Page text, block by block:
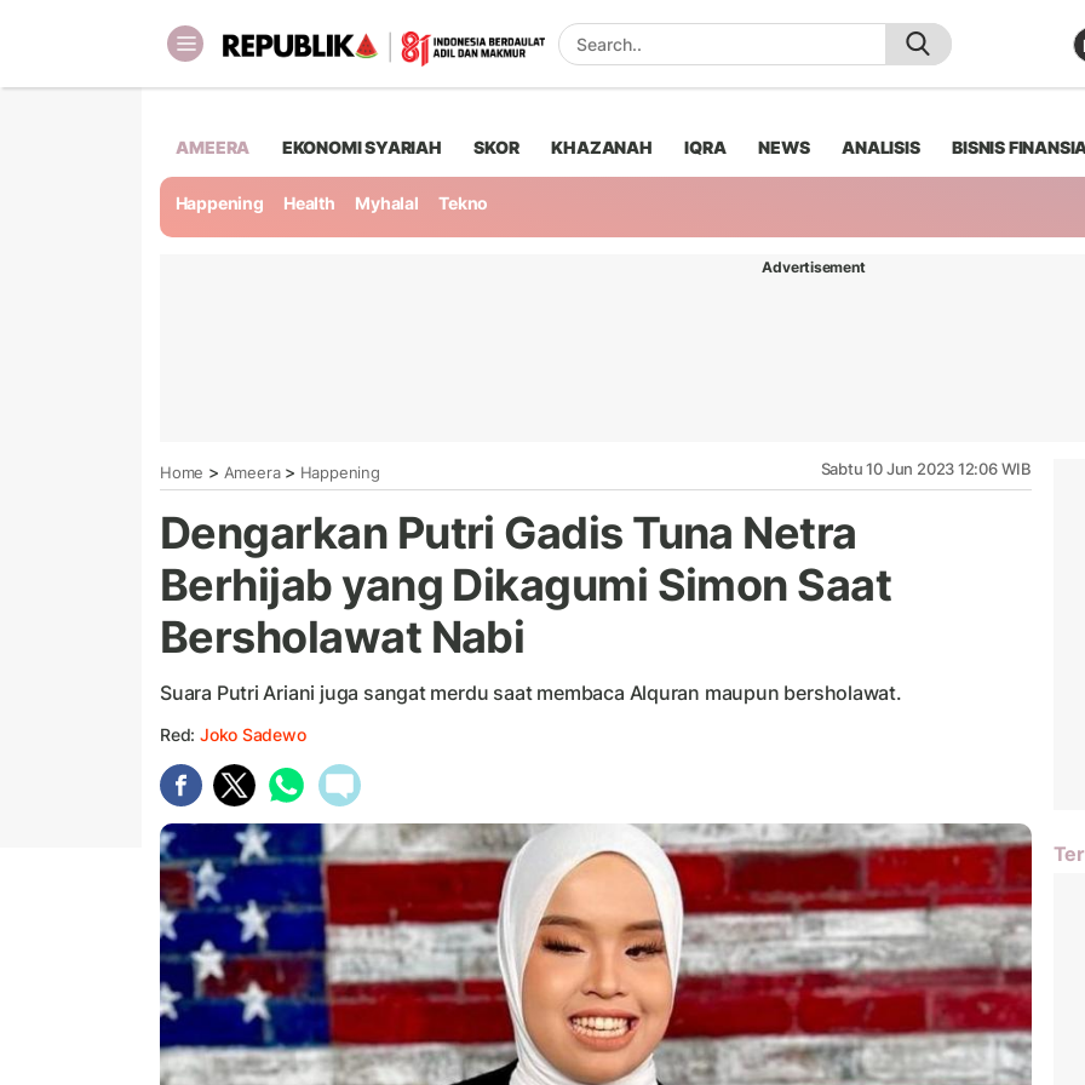
AMEERA EKONOMI SYARIAH SKOR KHAZANAH IQRA NEWS ANALISIS BISNIS
Happening Health Myhalal Tekno
Advertisement
Home > Ameera> Happening Sabtu 10 Jun 2023 12:06 WIB
Dengarkan Putri Gadis Tuna Netra
Berhijab yang Dikagumi Simon Saat
Bersholawat Nabi
Suara Putri Ariani juga sangat merdu saat membaca Alquran maupun bersholawat.
Red: Joko Sadewo